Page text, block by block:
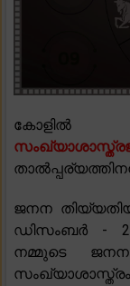
ജനന
ഡിസംബർ -
നമ്മുടെ